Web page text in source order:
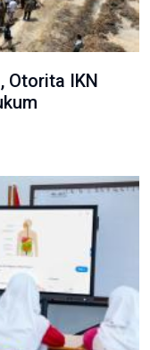
Otorita IKN